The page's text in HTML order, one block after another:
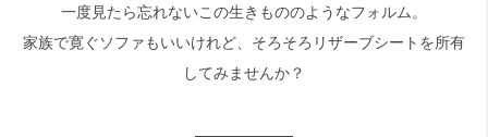
一度見たら忘れないこの生きもののようなフォルム。
家族で寛ぐソファもいいけれど、そろそろリザーブシートを所有
してみませんか？